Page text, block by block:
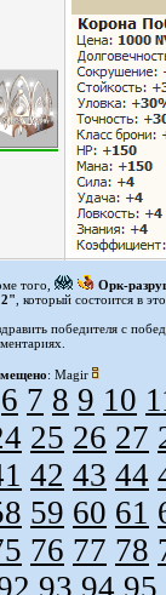
того,
Орк-
, который состоится в
победителя с
: Magir
6 7 8 9 10
25 26 27
42 43 44
59 60 61
76 77 78
93 94 95